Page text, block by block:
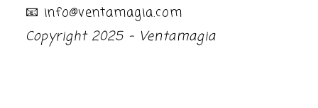
📧 info@ventamagia.com
Copyright 2025 - Ventamagia